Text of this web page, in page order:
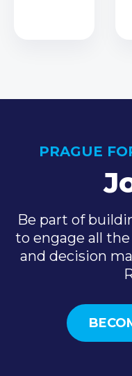
PRAGUE
Be part of
to engage all
and decision